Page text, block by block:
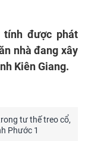
tính được phát
nhà đang xây
Kiên Giang.
tư thế treo cổ,
Phước 1